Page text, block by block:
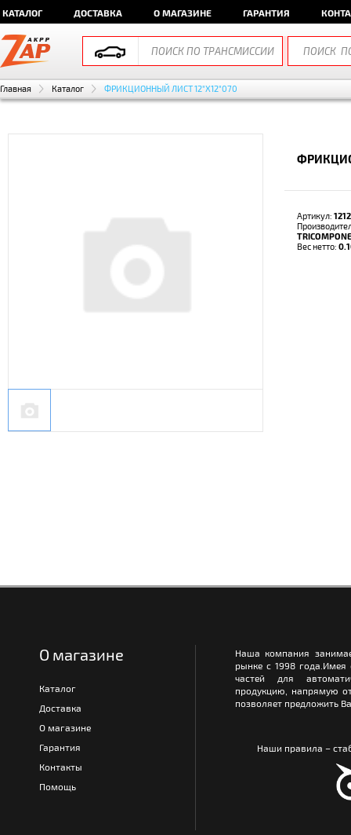
КАТАЛОГ ДОСТАВКА О МАГАЗИНЕ ГАРАНТИЯ
Главная Каталог ФРИКЦИОННЫЙ ЛИСТ 12"X12"070
Артикул:
Вес нетто:
О магазине
Каталог
Доставка
О магазине
Гарантия
Контакты
Помощь
Наша компания
рынке с 1998
частей для
продукцию, напрямую
позволяет предложить
Наши правила –